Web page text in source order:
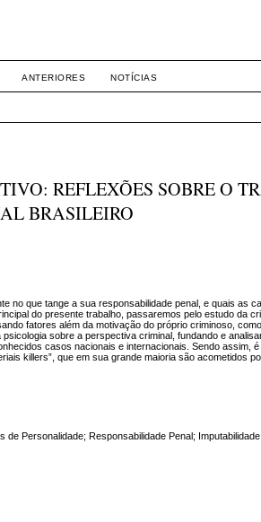
ANTERIORES NOTÍCIAS
REFLEXÕES SOBRE O
BRASILEIRO
no que tange a sua responsabilidade penal, e quais as
do presente trabalho, passaremos pelo estudo da
fatores além da motivação do próprio criminoso,
sobre a perspectiva criminal, fundando e
casos nacionais e internacionais. Sendo assim,
killers”, que em sua grande maioria são acometidos
de Personalidade; Responsabilidade Penal; Imputabilidade